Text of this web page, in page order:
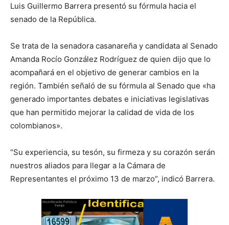
Luis Guillermo Barrera presentó su fórmula hacia el
senado de la República.
Se trata de la senadora casanareña y candidata al Senado
Amanda Rocío González Rodríguez de quien dijo que lo
acompañará en el objetivo de generar cambios en la
región. También señaló de su fórmula al Senado que «ha
generado importantes debates e iniciativas legislativas
que han permitido mejorar la calidad de vida de los
colombianos».
“Su experiencia, su tesón, su firmeza y su corazón serán
nuestros aliados para llegar a la Cámara de
Representantes el próximo 13 de marzo”, indicó Barrera.